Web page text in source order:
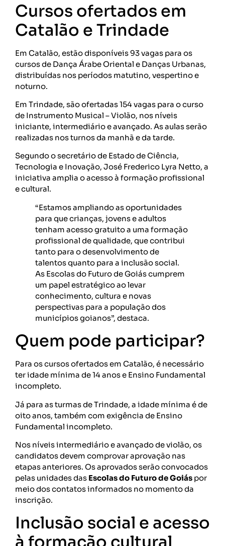
Cursos ofertados em
Catalão e Trindade
Em Catalão, estão disponíveis 93 vagas para os
cursos de Dança Árabe Oriental e Danças Urbanas,
distribuídas nos períodos matutino, vespertino e
noturno.
Em Trindade, são ofertadas 154 vagas para o curso
de Instrumento Musical – Violão, nos níveis
iniciante, intermediário e avançado. As aulas serão
realizadas nos turnos da manhã e da tarde.
Segundo o secretário de Estado de Ciência,
Tecnologia e Inovação, José Frederico Lyra Netto, a
iniciativa amplia o acesso à formação profissional
e cultural.
“Estamos ampliando as oportunidades
para que crianças, jovens e adultos
tenham acesso gratuito a uma formação
profissional de qualidade, que contribui
tanto para o desenvolvimento de
talentos quanto para a inclusão social.
As Escolas do Futuro de Goiás cumprem
um papel estratégico ao levar
conhecimento, cultura e novas
perspectivas para a população dos
municípios goianos”, destaca.
Quem pode participar?
Para os cursos ofertados em Catalão, é necessário
ter idade mínima de 14 anos e Ensino Fundamental
incompleto.
Já para as turmas de Trindade, a idade mínima é de
oito anos, também com exigência de Ensino
Fundamental incompleto.
Nos níveis intermediário e avançado de violão, os
candidatos devem comprovar aprovação nas
etapas anteriores. Os aprovados serão convocados
pelas unidades das Escolas do Futuro de Goiás por
meio dos contatos informados no momento da
inscrição.
Inclusão social e acesso
à formação cultural